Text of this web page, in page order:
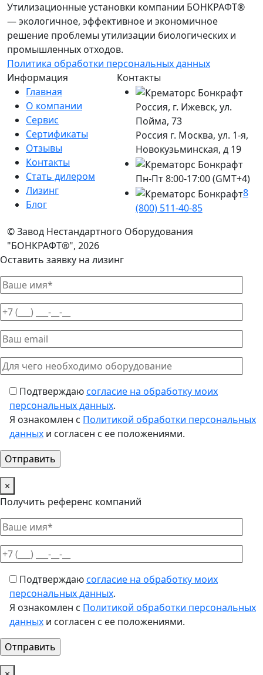
Утилизационные установки компании БОНКРАФТ®
— экологичное, эффективное и экономичное
решение проблемы утилизации биологических и
промышленных отходов.
Политика обработки персональных данных
Информация
Главная
О компании
Сервис
Сертификаты
Отзывы
Контакты
Стать дилером
Лизинг
Блог
Контакты
Россия, г. Ижевск, ул.
Пойма, 73
Россия г. Москва, ул. 1-я,
Новокузьминская, д 19
Пн-Пт 8:00-17:00 (GMT+4)
8
(800) 511-40-85
© Завод Нестандартного Оборудования
"БОНКРАФТ®", 2026
Оставить заявку на лизинг
Подтверждаюсогласие на обработку моих
персональных данных.
Я ознакомлен с Политикой обработки персональных
данных и согласен с ее положениями.
×
Получить референс компаний
Подтверждаюсогласие на обработку моих
персональных данных.
Я ознакомлен с Политикой обработки персональных
данных и согласен с ее положениями.